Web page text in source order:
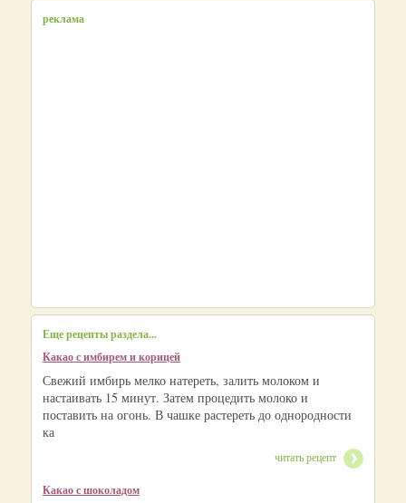
реклама
Еще рецепты раздела...
Какао с имбирем и корицей
Свежий имбирь мелко натереть, залить молоком и
настаивать 15 минут. Затем процедить молоко и
поставить на огонь. В чашке растереть до однородности
ка
читать рецепт
Какао с шоколадом